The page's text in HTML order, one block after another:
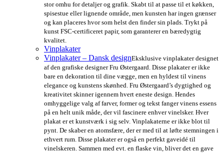
stor omhu for detaljer og grafik. Skabt til at passe til et køkken,
spisestue eller lignende område, men kunsten har ingen grænser
og kan placeres hvor som helst den finder sin plads. Trykt på
kunst FSC-certificeret papir, som garanterer en bæredygtig
kvalitet.
Vinplakater
Vinplakater – Dansk designEksklusive vinplakater designet
af den grafiske designer Fru Østergaard. Disse plakater er ikke
bare en dekoration til dine vægge, men en hyldest til vinens
elegance og kunstens skønhed. Fru Østergaard’s dygtighed og
kreativitet skinner igennem hvert eneste design. Hendes
omhyggelige valg af farver, former og tekst fanger vinens essens
på en helt unik måde, der vil fascinere enhver vinelsker. Hver
plakat er et kunstværk i sig selv. Vinplakaterne er ikke blot til
pynt. De skaber en atomsfære, der er med til at løfte stemningen i
ethvert rum. Disse plakater er også en perfekt gaveidé til
vinelskeren. Sammen med evt. en flaske vin, bliver det en gave